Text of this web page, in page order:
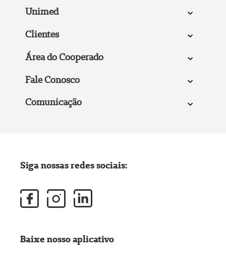
Unimed
Clientes
Área do Cooperado
Fale Conosco
Comunicação
Siga nossas redes sociais:
Baixe nosso aplicativo